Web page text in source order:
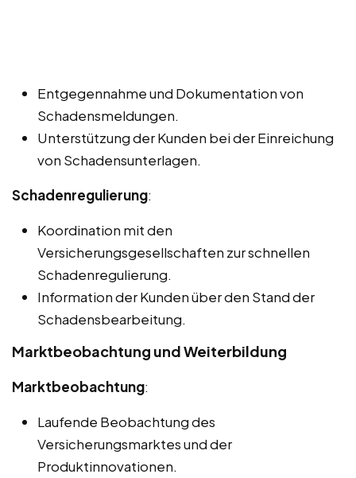
Entgegennahme und Dokumentation von
Schadensmeldungen.
Unterstützung der Kunden bei der Einreichung
von Schadensunterlagen.
Schadenregulierung:
Koordination mit den
Versicherungsgesellschaften zur schnellen
Schadenregulierung.
Information der Kunden über den Stand der
Schadensbearbeitung.
Marktbeobachtung und Weiterbildung
Marktbeobachtung:
Laufende Beobachtung des
Versicherungsmarktes und der
Produktinnovationen.